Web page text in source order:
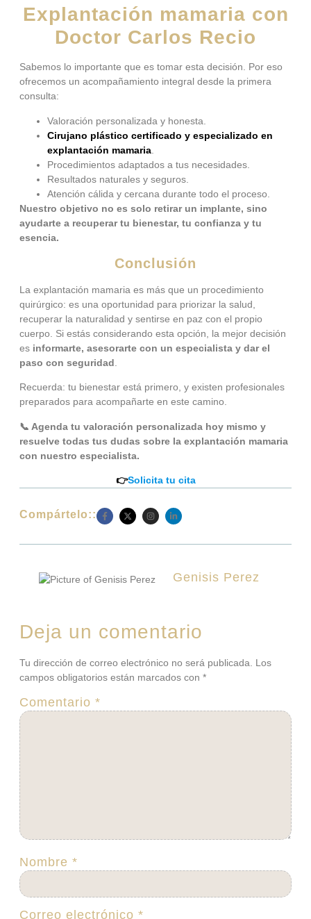
Explantación mamaria con
Doctor Carlos Recio
Sabemos lo importante que es tomar esta decisión. Por eso
ofrecemos un acompañamiento integral desde la primera
consulta:
Valoración personalizada y honesta.
Cirujano plástico certificado y especializado en
explantación mamaria
Procedimientos adaptados a tus necesidades.
Resultados naturales y seguros.
Atención cálida y cercana durante todo el proceso.
Nuestro objetivo no es solo retirar un implante, sino
ayudarte a recuperar tu bienestar, tu confianza y tu
esencia.
Conclusión
La explantación mamaria es más que un procedimiento
quirúrgico: es una oportunidad para priorizar la salud,
recuperar la naturalidad y sentirse en paz con el propio
cuerpo. Si estás considerando esta opción, la mejor decisión
es informarte, asesorarte con un especialista y dar el
paso con seguridad
Recuerda: tu bienestar está primero, y existen profesionales
preparados para acompañarte en este camino.
📞 Agenda tu valoración personalizada hoy mismo y
resuelve todas tus dudas sobre la explantación mamaria
con nuestro especialista.
👉Solicita tu cita
Compártelo::
Genisis Perez
Deja un comentario
Tu dirección de correo electrónico no será publicada.
Comentario*
Nombre*